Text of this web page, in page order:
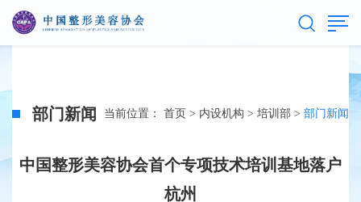
部门新闻 当前位置： 首页 > 内设机构 > 培训部 > 部门新闻
中国整形美容协会首个专项技术培训基地落户
杭州